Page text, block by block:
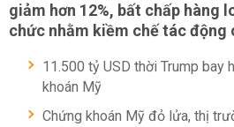
giảm hơn 12%, bất chấp hàng
chức nhằm kiềm chế tác động
11.500 tỷ USD thời Trump bay
khoán Mỹ
Chứng khoán Mỹ đỏ lửa, thị